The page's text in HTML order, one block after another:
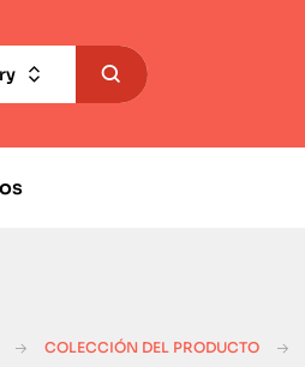
COLECCIÓN DEL PRODUCTO